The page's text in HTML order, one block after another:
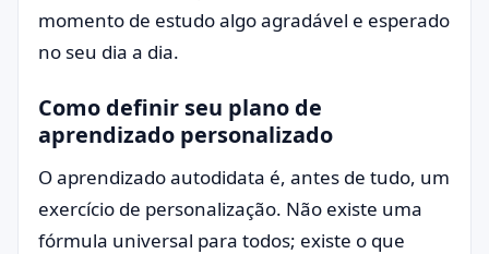
momento de estudo algo agradável e esperado
no seu dia a dia.
Como definir seu plano de
aprendizado personalizado
O aprendizado autodidata é, antes de tudo, um
exercício de personalização. Não existe uma
fórmula universal para todos; existe o que